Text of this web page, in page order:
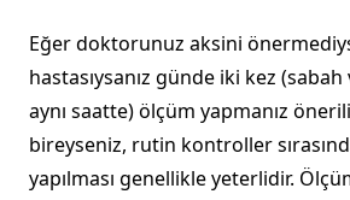
Eğer doktorunuz aksini
hastasıysanız günde iki kez
aynı saatte) ölçüm yapmanız
bireyseniz, rutin kontroller
yapılması genellikle yeterlidir.